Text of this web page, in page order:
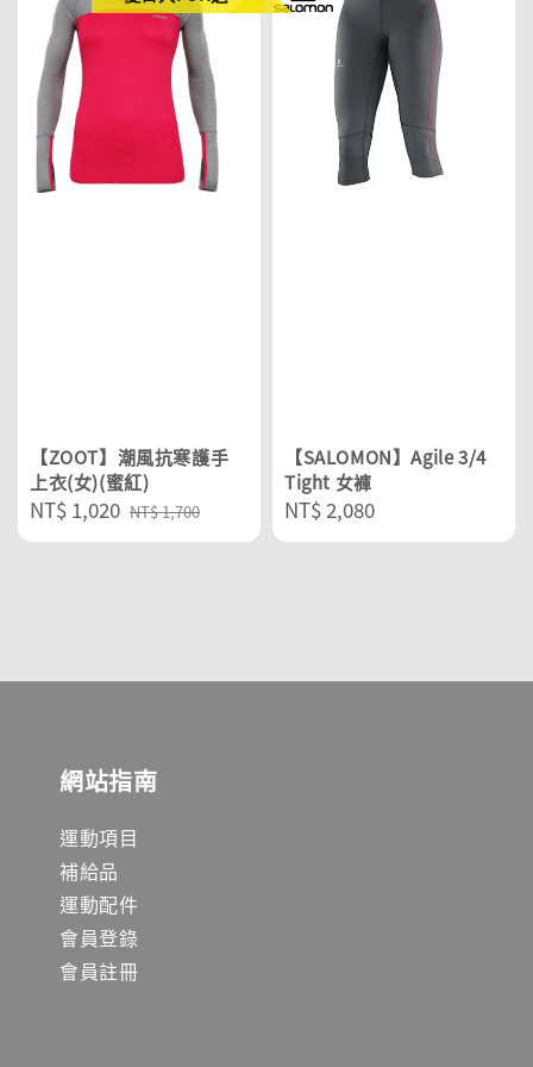
【ZOOT】潮風抗寒護手
上衣(女)(蜜紅)
Sale
price
NT$ 1,020 Regular
price
NT$ 1,700
【SALOMON】Agile 3/4
Tight 女褲
Regular
price
NT$ 2,080
網站指南
運動項目
補給品
運動配件
會員登錄
會員註冊